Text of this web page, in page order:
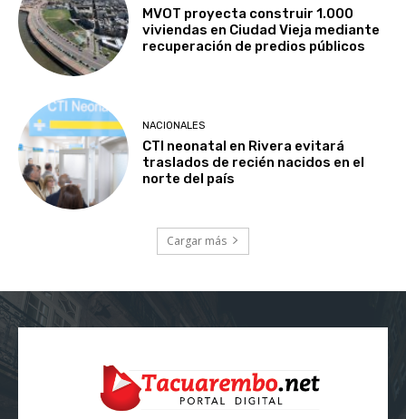
MVOT proyecta construir 1.000
viviendas en Ciudad Vieja mediante
recuperación de predios públicos
NACIONALES
CTI neonatal en Rivera evitará
traslados de recién nacidos en el
norte del país
Cargar más